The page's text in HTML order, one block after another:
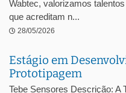
Wabtec, valorizamos
que acreditam n...
28/05/2026
Estágio em
Prototipagem
Tebe Sensores Descrição: A